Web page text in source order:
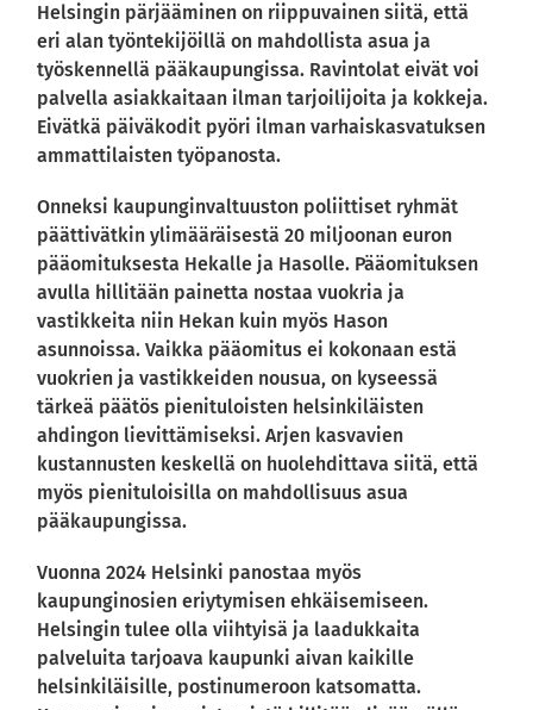
Helsingin pärjääminen on riippuvainen siitä, että
eri alan työntekijöillä on mahdollista asua ja
työskennellä pääkaupungissa. Ravintolat eivät voi
palvella asiakkaitaan ilman tarjoilijoita ja kokkeja.
Eivätkä päiväkodit pyöri ilman varhaiskasvatuksen
ammattilaisten työpanosta.
Onneksi kaupunginvaltuuston poliittiset ryhmät
päättivätkin ylimääräisestä 20 miljoonan euron
pääomituksesta Hekalle ja Hasolle. Pääomituksen
avulla hillitään painetta nostaa vuokria ja
vastikkeita niin Hekan kuin myös Hason
asunnoissa. Vaikka pääomitus ei kokonaan estä
vuokrien ja vastikkeiden nousua, on kyseessä
tärkeä päätös pienituloisten helsinkiläisten
ahdingon lievittämiseksi. Arjen kasvavien
kustannusten keskellä on huolehdittava siitä, että
myös pienituloisilla on mahdollisuus asua
pääkaupungissa.
Vuonna 2024 Helsinki panostaa myös
kaupunginosien eriytymisen ehkäisemiseen.
Helsingin tulee olla viihtyisä ja laadukkaita
palveluita tarjoava kaupunki aivan kaikille
helsinkiläisille, postinumeroon katsomatta.